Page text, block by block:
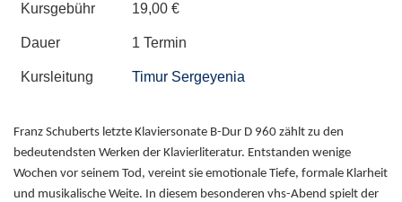
Kursgebühr 19,00 €
Dauer 1 Termin
Kursleitung Timur Sergeyenia
Franz Schuberts letzte Klaviersonate B-Dur D 960 zählt zu den
bedeutendsten Werken der Klavierliteratur. Entstanden wenige
Wochen vor seinem Tod, vereint sie emotionale Tiefe, formale Klarheit
und musikalische Weite. In diesem besonderen vhs-Abend spielt der